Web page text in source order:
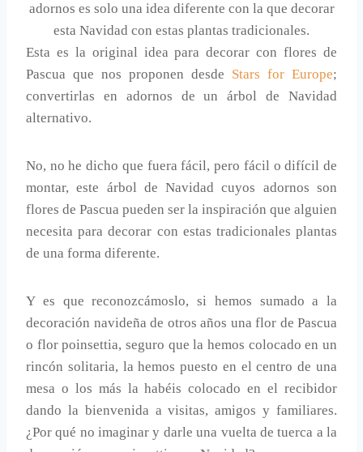
adornos es solo una idea diferente con la que decorar
esta Navidad con estas plantas tradicionales.
Esta es la original idea para decorar con flores de
Pascua que nos proponen desde Stars for Europe;
convertirlas en adornos de un árbol de Navidad
alternativo.
No, no he dicho que fuera fácil, pero fácil o difícil de
montar, este árbol de Navidad cuyos adornos son
flores de Pascua pueden ser la inspiración que alguien
necesita para decorar con estas tradicionales plantas
de una forma diferente.
Y es que reconozcámoslo, si hemos sumado a la
decoración navideña de otros años una flor de Pascua
o flor poinsettia, seguro que la hemos colocado en un
rincón solitaria, la hemos puesto en el centro de una
mesa o los más la habéis colocado en el recibidor
dando la bienvenida a visitas, amigos y familiares.
¿Por qué no imaginar y darle una vuelta de tuerca a la